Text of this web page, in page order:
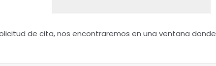
de cita, nos encontraremos en una ventana donde